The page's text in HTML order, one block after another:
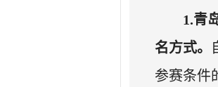
1.青
名方式。
参赛条件